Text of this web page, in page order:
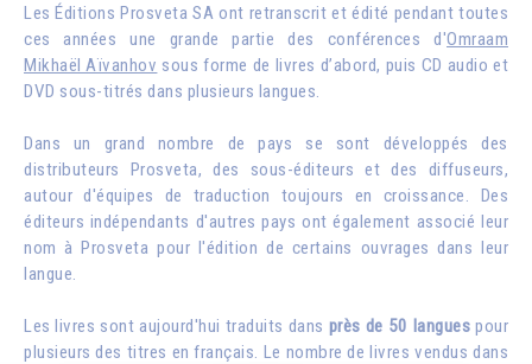
Les Éditions Prosveta SA ont retranscrit et édité pendant toutes
ces années une grande partie des conférences d'Omraam
Mikhaël Aïvanhov sous forme de livres d’abord, puis CD audio et
DVD sous-titrés dans plusieurs langues.
Dans un grand nombre de pays se sont développés des
distributeurs Prosveta, des sous-éditeurs et des diffuseurs,
autour d'équipes de traduction toujours en croissance. Des
éditeurs indépendants d'autres pays ont également associé leur
nom à Prosveta pour l'édition de certains ouvrages dans leur
langue.
Les livres sont aujourd'hui traduits dans près de 50 languespour
plusieurs des titres en français. Le nombre de livres vendus dans